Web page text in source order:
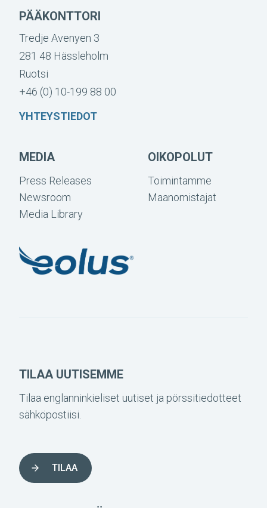
PÄÄKONTTORI
Tredje Avenyen 3
281 48 Hässleholm
Ruotsi
+46 (0) 10-199 88 00
YHTEYSTIEDOT
MEDIA
Press Releases
Newsroom
Media Library
OIKOPOLUT
Toimintamme
Maanomistajat
TILAA UUTISEMME
Tilaa englanninkieliset uutiset ja pörssitiedotteet
sähköpostiisi.
TILAA